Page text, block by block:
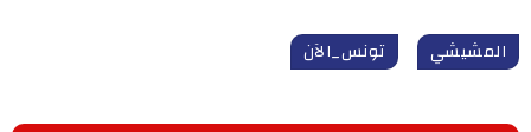
المشيشي تونس_الآن